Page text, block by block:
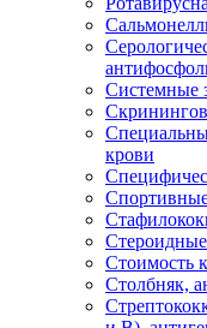
Системные
крови
Стоимость
Столбняк,